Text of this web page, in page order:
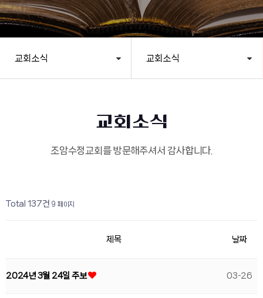
교회소식 교회소식
교회소식
조암수정교회를 방문해주셔서 감사합니다.
Total 137건 9 페이지
제목 날짜
2024년 3월 24일 주보 03-26